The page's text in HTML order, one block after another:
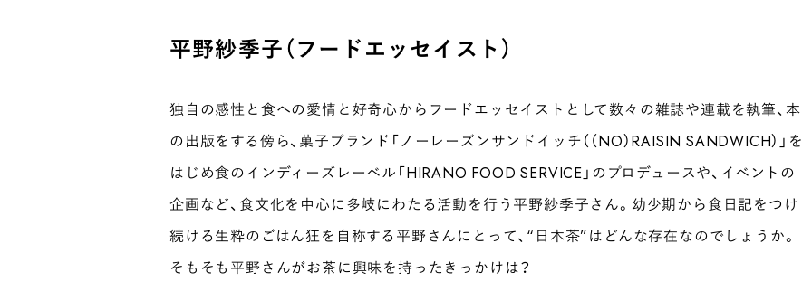
平野紗季子（フードエッセイスト）
独自の感性と食への愛情と好奇心からフードエッセイストとして数々の雑誌や連載を執筆、本
の出版をする傍ら、菓子ブランド「ノーレーズンサンドイッチ（（NO）RAISIN SANDWICH）」を
はじめ食のインディーズレーベル「HIRANO FOOD SERVICE」のプロデュースや、イベントの
企画など、食文化を中心に多岐にわたる活動を行う平野紗季子さん。幼少期から食日記をつけ
続ける生粋のごはん狂を自称する平野さんにとって、“日本茶”はどんな存在なのでしょうか。
そもそも平野さんがお茶に興味を持ったきっかけは？